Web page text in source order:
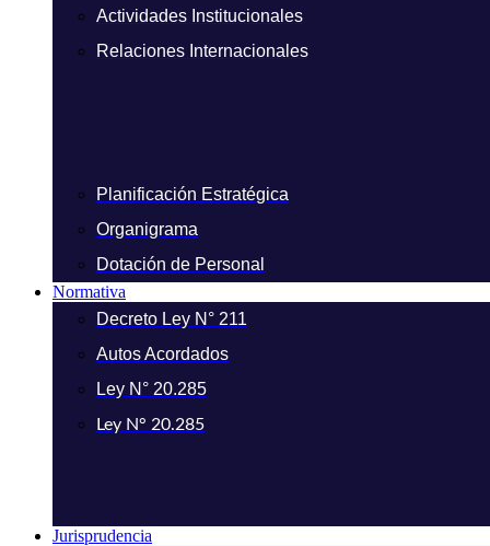
Actividades Institucionales
Relaciones Internacionales
Planificación Estratégica
Organigrama
Dotación de Personal
Normativa
Decreto Ley N° 211
Autos Acordados
Ley N° 20.285
Ley N° 20.285
Jurisprudencia